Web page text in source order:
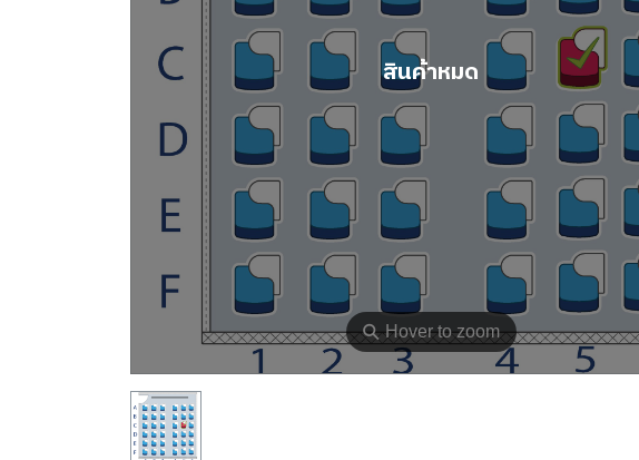
⚲Hover to zoom
สินค้าหมด